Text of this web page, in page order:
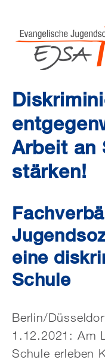
Arbeit an
stärken!
eine
Schule
Berlin/
1.12.2021: Am
Schule erleben